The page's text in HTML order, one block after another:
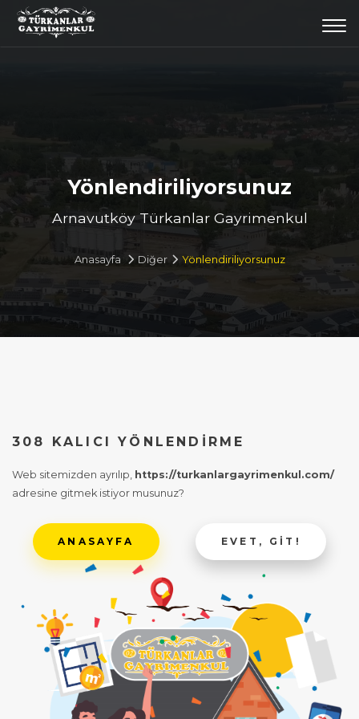
Yönlendiriliyorsunuz
Arnavutköy Türkanlar Gayrimenkul
Anasayfa Diğer Yönlendiriliyorsunuz
308 KALICI YÖNLENDIRME
Web sitemizden ayrılıp, https://turkanlargayrimenkul.com/
adresine gitmek istiyor musunuz?
ANASAYFA EVET, GIT!